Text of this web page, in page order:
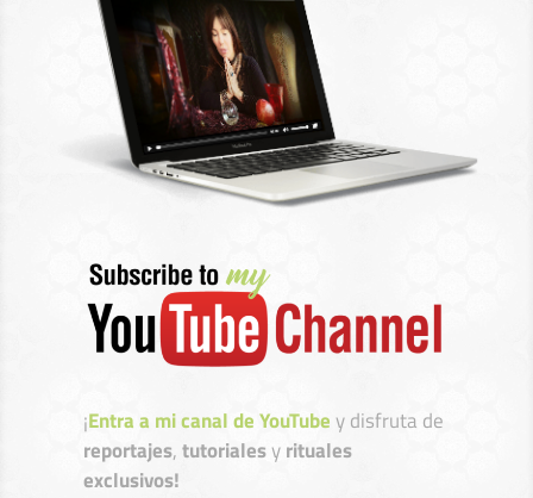
¡Entra a mi canal de YouTubey disfruta de
reportajes,tutorialesyrituales
exclusivos!